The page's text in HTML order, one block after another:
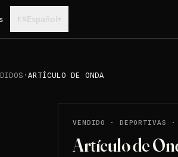
ES Español▾
·ARTÍCULO DE ONDA
VENDIDO · DEPORTIVAS
Artículo de